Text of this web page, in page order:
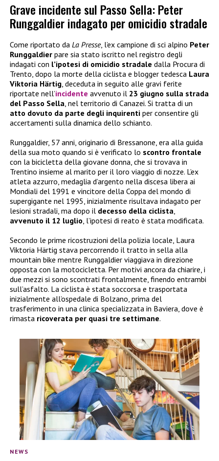
Grave incidente sul Passo Sella: Peter
Runggaldier indagato per omicidio stradale
Come riportato da La Presse, l’ex campione di sci alpino Peter
Runggaldier pare sia stato iscritto nel registro degli
indagati con l’ipotesi di omicidio stradale dalla Procura di
Trento, dopo la morte della ciclista e blogger tedesca Laura
Viktoria Härtig, deceduta in seguito alle gravi ferite
riportate nell’incidente avvenuto il 23 giugno sulla strada
del Passo Sella, nel territorio di Canazei. Si tratta di un
atto dovuto da parte degli inquirenti per consentire gli
accertamenti sulla dinamica dello schianto.
Runggaldier, 57 anni, originario di Bressanone, era alla guida
della sua moto quando si è verificato lo scontro frontale
con la bicicletta della giovane donna, che si trovava in
Trentino insieme al marito per il loro viaggio di nozze. L’ex
atleta azzurro, medaglia d’argento nella discesa libera ai
Mondiali del 1991 e vincitore della Coppa del mondo di
supergigante nel 1995, inizialmente risultava indagato per
lesioni stradali, ma dopo il decesso della ciclista,
avvenuto il 12 luglio, l’ipotesi di reato è stata modificata.
Secondo le prime ricostruzioni della polizia locale, Laura
Viktoria Härtig stava percorrendo il tratto in sella alla
mountain bike mentre Runggaldier viaggiava in direzione
opposta con la motocicletta. Per motivi ancora da chiarire, i
due mezzi si sono scontrati frontalmente, finendo entrambi
sull’asfalto. La ciclista è stata soccorsa e trasportata
inizialmente all’ospedale di Bolzano, prima del
trasferimento in una clinica specializzata in Baviera, dove è
rimasta ricoverata per quasi tre settimane.
NEWS